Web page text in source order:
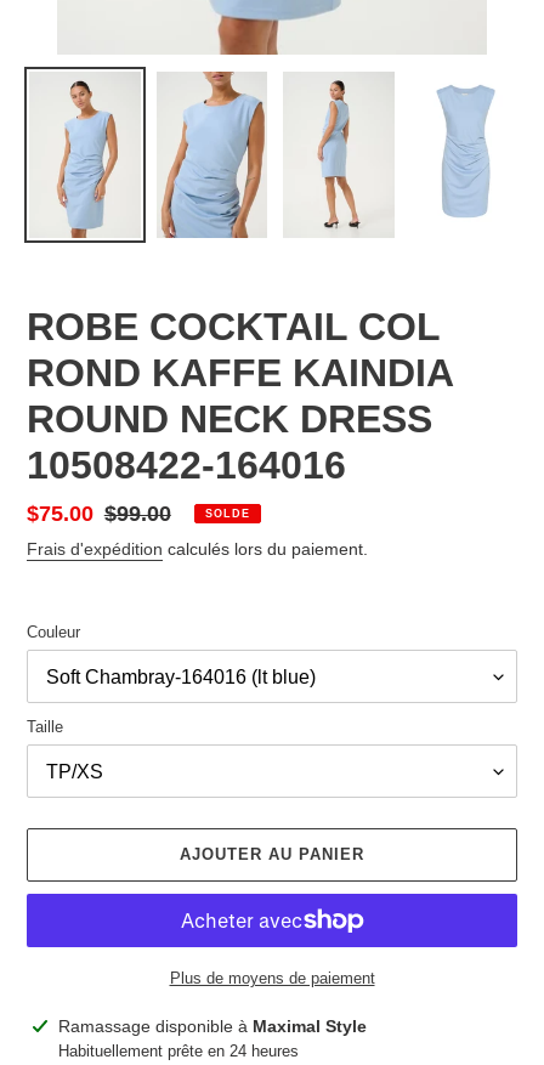
ROBE COCKTAIL COL
ROND KAFFE KAINDIA
ROUND NECK DRESS
10508422-164016
Prix
réduit
$75.00 Prix
normal
$99.00 SOLDE
Frais d'expédition calculés lors du paiement.
Couleur
Taille
AJOUTER AU PANIER
Plus de moyens de paiement
AjoutRamassage disponible à Maximal Style
Habituellement prête en 24 heures